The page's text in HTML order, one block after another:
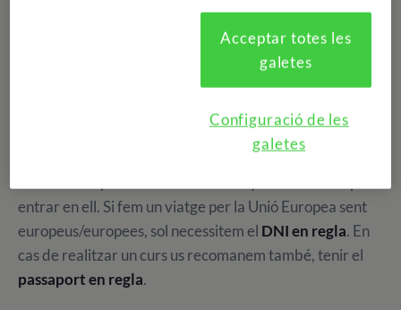
hi ha una conta enrere i hem de començar a organitzar-
nos ràpidament, i a vegades no sabem per on començar.
És per això que, avui us portem 5 trucs a tenir en compte
En cas d'anar-nos-en a un país estranger, és important
entrar en ell. Si fem un viatge per la Unió Europea sent
europeus/europees, sol necessitem el DNI en regla. En
cas de realitzar un curs us recomanem també, tenir el
passaport en regla.
Acceptar totes les
galetes
Configuració de les
galetes